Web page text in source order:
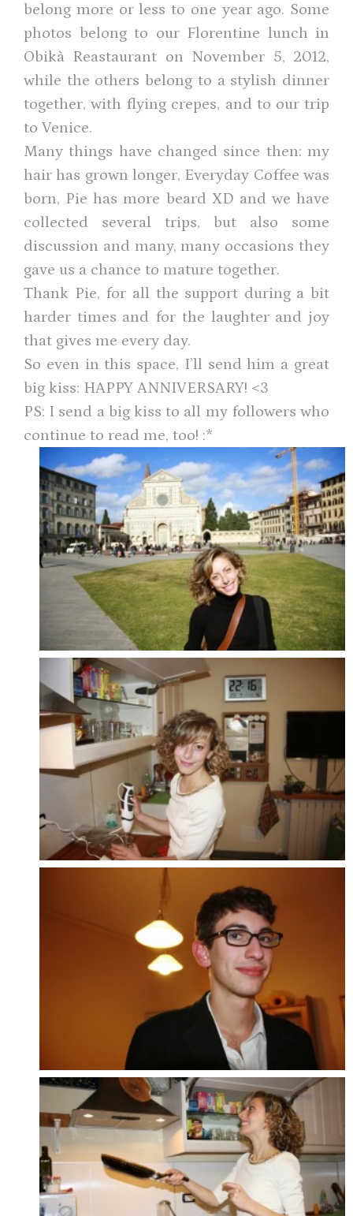
belong more or less to one year ago. Some
photos belong to our Florentine lunch in
Obikà Reastaurant on November 5, 2012,
while the others belong to a stylish dinner
together, with flying crepes, and to our trip
to Venice.
Many things have changed since then: my
hair has grown longer, Everyday Coffee was
born, Pie has more beard XD and we have
collected several trips, but also some
discussion and many, many occasions they
gave us a chance to mature together.
Thank Pie, for all the support during a bit
harder times and for the laughter and joy
that gives me every day.
So even in this space, I’ll send him a great
big kiss: HAPPY ANNIVERSARY! <3
PS: I send a big kiss to all my followers who
continue to read me, too! :*